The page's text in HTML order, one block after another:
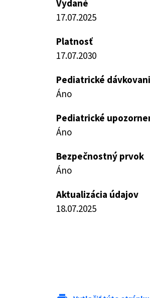
Vydané
17.07.2025
Platnosť
17.07.2030
Pediatrické
Áno
Pediatrické
Áno
Bezpečnostný prvok
Áno
Aktualizácia údajov
18.07.2025